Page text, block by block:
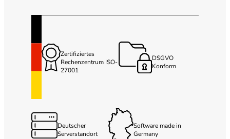
Zertifiziertes
Rechenzentrum ISO-
27001
DSGVO
Konform
Deutscher
Serverstandort
Software made in
Germany